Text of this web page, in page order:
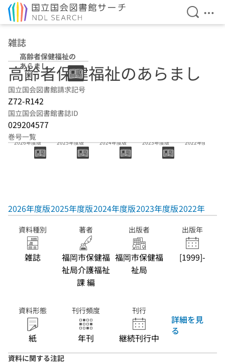
検索を
メ
雑誌
高齢者保健福祉の
あらまし
高齢者保健福祉のあらまし
国立国会図書館請求記号
Z72-R142
国立国会図書館書誌ID
029204577
巻号一覧
2026年度版
2026年度版
2025年度版
2025年度版
2024年度版
2024年度版
2023年度版
2023年度版
2022年度版
2022年度版
資料種別
雑誌
著者
福岡市保健福
祉局介護福祉
課 編
出版者
福岡市保健福
祉局
出版年
[1999]-
資料形態
紙
刊行頻度
年刊
刊行
継続刊行中
詳細を見
る
資料に関する注記